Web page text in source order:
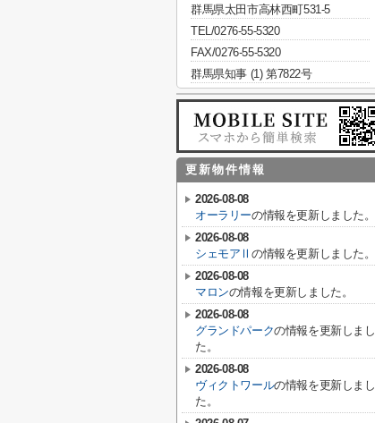
群馬県太田市高林西町531-5
TEL/0276-55-5320
FAX/0276-55-5320
群馬県知事 (1) 第7822号
更新物件情報
2026-08-08
オーラリーの情報を更新しました。
2026-08-08
シェモアⅡの情報を更新しました。
2026-08-08
マロンの情報を更新しました。
2026-08-08
グランドパークの情報を更新しまし
た。
2026-08-08
ヴィクトワールの情報を更新しまし
た。